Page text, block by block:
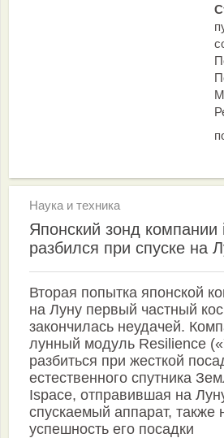
Наука и техника
Японский зонд
разбился при спуске на
Вторая попытка японской
на Луну первый частный
закончилась неудачей.
лунный модуль Resilience
разбиться при жесткой
естественного спутника
Ispace, отправившая на
спускаемый аппарат, также
успешность его посадки